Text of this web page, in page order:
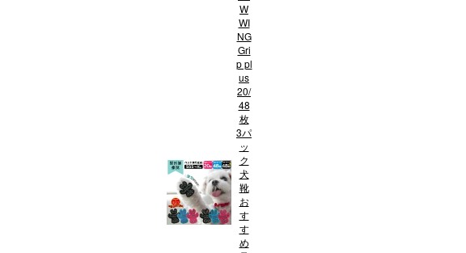
W
WI
NG
Gri
p pl
us
20/
48
枚
3パ
ッ
ク
犬
靴
お
す
す
め